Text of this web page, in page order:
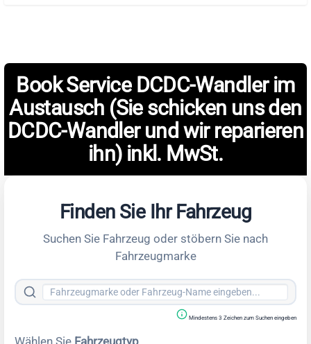
Book Service DCDC-Wandler im
Austausch (Sie schicken uns den
DCDC-Wandler und wir reparieren
ihn) inkl. MwSt.
Finden Sie Ihr Fahrzeug
Suchen Sie Fahrzeug oder stöbern Sie nach
Fahrzeugmarke
Mindestens 3 Zeichen zum Suchen eingeben